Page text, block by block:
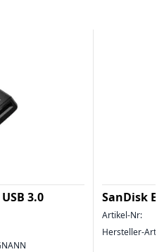
3.0
SanDisk
Artikel-Nr:
Hersteller-Art.-